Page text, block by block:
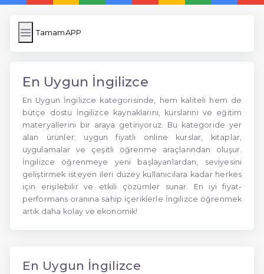
TamamAPP
En Uygun İngilizce
En Uygun İngilizce kategorisinde, hem kaliteli hem de
bütçe dostu İngilizce kaynaklarını, kurslarını ve eğitim
materyallerini bir araya getiriyoruz. Bu kategoride yer
alan ürünler; uygun fiyatlı online kurslar, kitaplar,
uygulamalar ve çeşitli öğrenme araçlarından oluşur.
İngilizce öğrenmeye yeni başlayanlardan, seviyesini
geliştirmek isteyen ileri düzey kullanıcılara kadar herkes
için erişilebilir ve etkili çözümler sunar. En iyi fiyat-
performans oranına sahip içeriklerle İngilizce öğrenmek
artık daha kolay ve ekonomik!
En Uygun İngilizce